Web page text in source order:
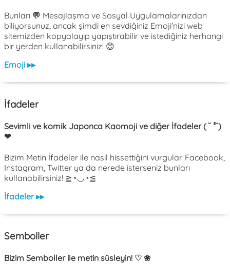
Bunları 💬 Mesajlaşma ve Sosyal Uygulamalarınızdan
biliyorsunuz, ancak şimdi en sevdiğiniz Emoji'nizi web
sitemizden kopyalayıp yapıştırabilir ve istediğiniz herhangi
bir yerden kullanabilirsiniz! 😊
Emoji ▸▸
İfadeler
Sevimli ve komik Japonca Kaomoji ve diğer İfadeler ( ˘ ³˘)
❤
Bizim Metin İfadeler ile nasıl hissettiğini vurgular. Facebook,
Instagram, Twitter ya da nerede isterseniz bunları
kullanabilirsiniz! ≧◔◡◔≦
İfadeler ▸▸
Semboller
Bizim Semboller ile metin süsleyin! ♡ ❀